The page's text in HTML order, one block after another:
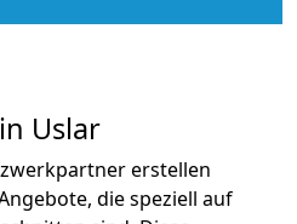
Uslar
erstellen
die speziell auf